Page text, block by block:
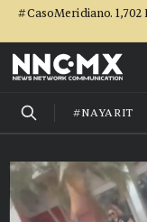
#CasoMeridiano.
#NAYARIT